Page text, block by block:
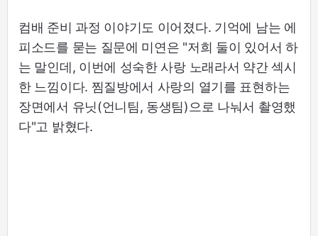
컴배 준비 과정 이야기도 이어졌다. 기억에 남는 에
피소드를 묻는 질문에 미연은 "저희 둘이 있어서 하
는 말인데, 이번에 성숙한 사랑 노래라서 약간 섹시
한 느낌이다. 찜질방에서 사랑의 열기를 표현하는
장면에서 유닛(언니팀, 동생팀)으로 나눠서 촬영했
다"고 밝혔다.